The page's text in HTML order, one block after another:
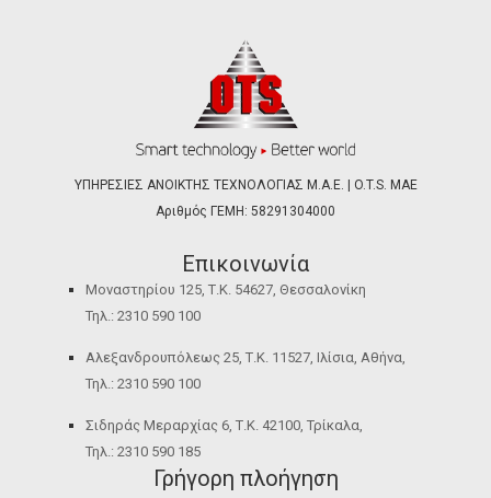
ΥΠΗΡΕΣΙΕΣ ΑΝΟΙΚΤΗΣ ΤΕΧΝΟΛΟΓΙΑΣ Μ.Α.Ε. | O.T.S. ΜΑΕ
Αριθμός ΓΕΜΗ: 58291304000
Επικοινωνία
Μοναστηρίου 125, Τ.Κ. 54627, Θεσσαλονίκη
Τηλ.: 2310 590 100
Αλεξανδρουπόλεως 25, Τ.Κ. 11527, Ιλίσια, Αθήνα,
Τηλ.: 2310 590 100
Σιδηράς Μεραρχίας 6, Τ.Κ. 42100, Τρίκαλα,
Τηλ.: 2310 590 185
Γρήγορη πλοήγηση